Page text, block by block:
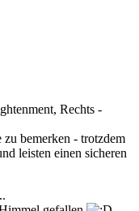
Rechts -
zu bemerken - trotzdem
leisten einen sicheren